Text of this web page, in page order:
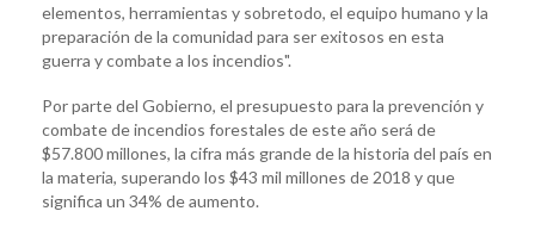
elementos, herramientas y sobretodo, el equipo humano y la
preparación de la comunidad para ser exitosos en esta
guerra y combate a los incendios".
Por parte del Gobierno, el presupuesto para la prevención y
combate de incendios forestales de este año será de
$57.800 millones, la cifra más grande de la historia del país en
la materia, superando los $43 mil millones de 2018 y que
significa un 34% de aumento.